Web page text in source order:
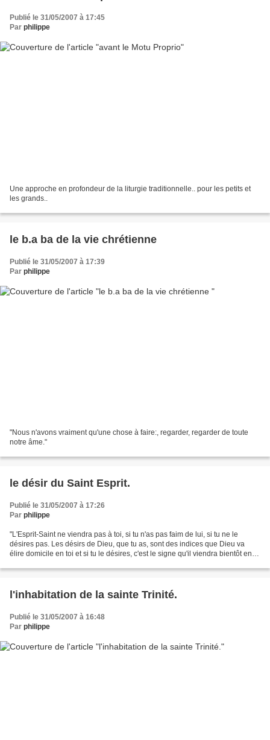
Publié le 31/05/2007 à 17:45
Par philippe
Une approche en profondeur de la liturgie traditionnelle.. pour les petits et
les grands..
le b.a ba de la vie chrétienne
Publié le 31/05/2007 à 17:39
Par philippe
"Nous n'avons vraiment qu'une chose à faire:, regarder, regarder de toute
notre âme."
le désir du Saint Esprit.
Publié le 31/05/2007 à 17:26
Par philippe
"L'Esprit-Saint ne viendra pas à toi, si tu n'as pas faim de lui, si tu ne le
désires pas. Les désirs de Dieu, que tu as, sont des indices que Dieu va
élire domicile en toi et si tu le désires, c'est le signe qu'il viendra bientôt en
l'inhabitation de la sainte Trinité.
Publié le 31/05/2007 à 16:48
Par philippe